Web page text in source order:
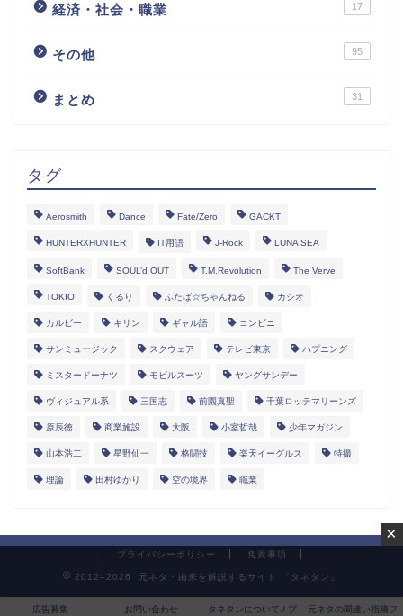
経済・社会・職業 17
その他 95
まとめ 31
タグ
Aerosmith Dance Fate/Zero GACKT
HUNTERXHUNTER IT用語 J-Rock LUNA SEA
SoftBank SOUL’d OUT T.M.Revolution The Verve
TOKIO くるり ふたば☆ちゃんねる カシオ
カルビー キリン ギャル語 コンビニ
サンミュージック スクウェア テレビ東京 ハプニング
ミスタードーナツ モビルスーツ ヤングサンデー
ヴィジュアル系 三国志 前園真聖 千葉ロッテマリーンズ
原辰徳 商業施設 大阪 小室哲哉 少年マガジン
山本浩二 星野仙一 格闘技 楽天イーグルス 特撮
理論 田村ゆかり 空の境界 職業
プライバシーポリシー 免責事項
2012–2026 元ネタ・由来を解説するサイト 「タネタン」
広告募集 お問い合わせ タネタンについて / プ 元ネタの間違い指摘フ
×